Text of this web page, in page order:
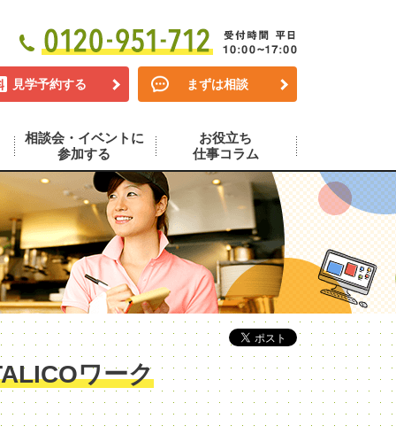
見学予約する まずは相談
相談会・イベントに
参加する
お役立ち
仕事コラム
ワーク